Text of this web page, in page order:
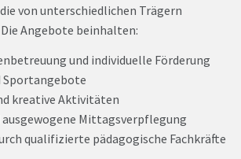
von unterschiedlichen Trägern
Angebote beinhalten:
und individuelle Förderung
Sportangebote
kreative Aktivitäten
ausgewogene Mittagsverpflegung
qualifizierte pädagogische Fachkräfte